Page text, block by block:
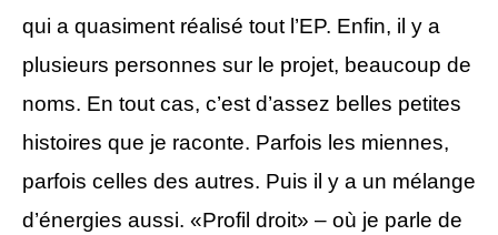
qui a quasiment réalisé tout l’EP. Enfin, il y a
plusieurs personnes sur le projet, beaucoup de
noms. En tout cas, c’est d’assez belles petites
histoires que je raconte. Parfois les miennes,
parfois celles des autres. Puis il y a un mélange
d’énergies aussi. «Profil droit» – où je parle de